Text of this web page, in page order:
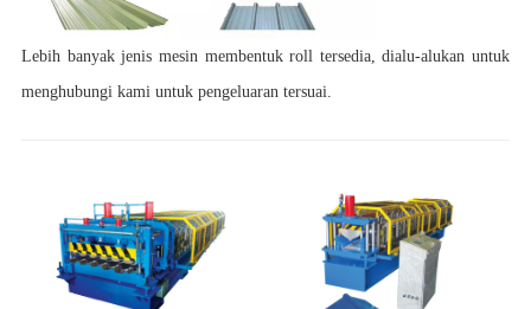
Lebih banyak jenis mesin membentuk roll tersedia, dialu-alukan untuk
menghubungi kami untuk pengeluaran tersuai.